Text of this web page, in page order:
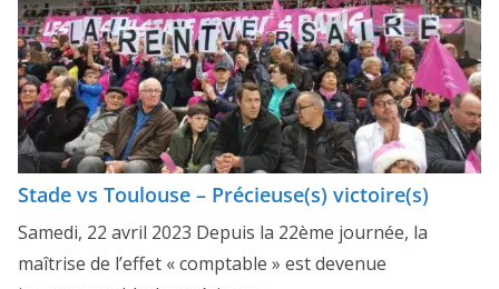
Stade vs Toulouse – Précieuse(s) victoire(s)
Samedi, 22 avril 2023 Depuis la 22ème journée, la
maîtrise de l’effet « comptable » est devenue